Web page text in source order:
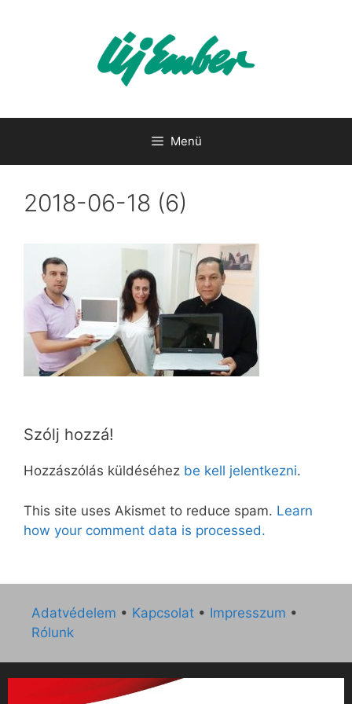
Menü
2018-06-18 (6)
Szólj hozzá!
Hozzászólás küldéséhez be kell jelentkezni.
This site uses Akismet to reduce spam. Learn
how your comment data is processed.
Adatvédelem • Kapcsolat • Impresszum •
Rólunk